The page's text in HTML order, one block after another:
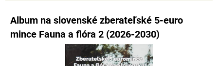
Album na slovenské zberateľské 5-euro
mince Fauna a flóra 2 (2026-2030)